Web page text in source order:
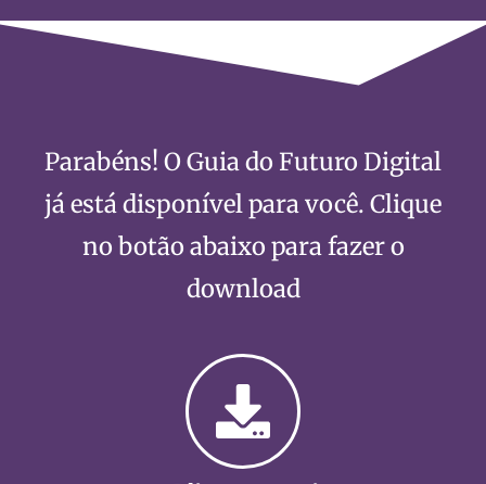
Portal ADM
Parabéns! O Guia do Futuro Digital
já está disponível para você. Clique
no botão abaixo para fazer o
download